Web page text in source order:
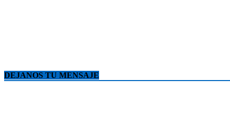
DEJANOS TU MENSAJE